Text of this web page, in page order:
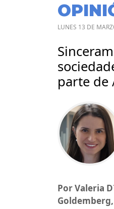
LUNES 13 DE
parte de
Por Valeria